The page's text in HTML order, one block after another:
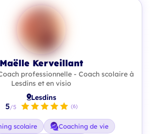
Maëlle Kerveillant
professionnelle - Coach scolaire à
Lesdins et en visio
Lesdins
5/5 (6)
scolaire
Coaching de vie